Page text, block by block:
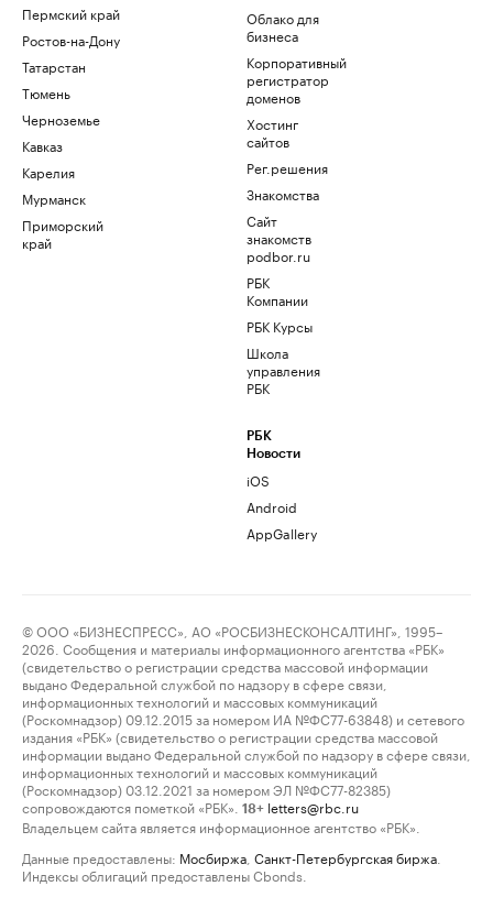
Пермский край
Ростов-на-Дону
Татарстан
Тюмень
Черноземье
Кавказ
Карелия
Мурманск
Приморский
край
Облако для
бизнеса
Корпоративный
регистратор
доменов
Хостинг
сайтов
Рег.решения
Знакомства
Сайт
знакомств
podbor.ru
РБК
Компании
РБК Курсы
Школа
управления
РБК
РБК
Новости
iOS
Android
AppGallery
© ООО «БИЗНЕСПРЕСС», АО «РОСБИЗНЕСКОНСАЛТИНГ», 1995–
2026. Сообщения и материалы информационного агентства «РБК»
(свидетельство о регистрации средства массовой информации
выдано Федеральной службой по надзору в сфере связи,
информационных технологий и массовых коммуникаций
(Роскомнадзор) 09.12.2015 за номером ИА №ФС77-63848) и сетевого
издания «РБК» (свидетельство о регистрации средства массовой
информации выдано Федеральной службой по надзору в сфере связи,
информационных технологий и массовых коммуникаций
(Роскомнадзор) 03.12.2021 за номером ЭЛ №ФС77-82385)
сопровождаются пометкой «РБК».
18+ letters@rbc.ru
Владельцем сайта является информационное агентство «РБК».
Данные предоставлены: Мосбиржа Санкт-Петербургская биржа
Индексы облигаций предоставлены Cbonds.